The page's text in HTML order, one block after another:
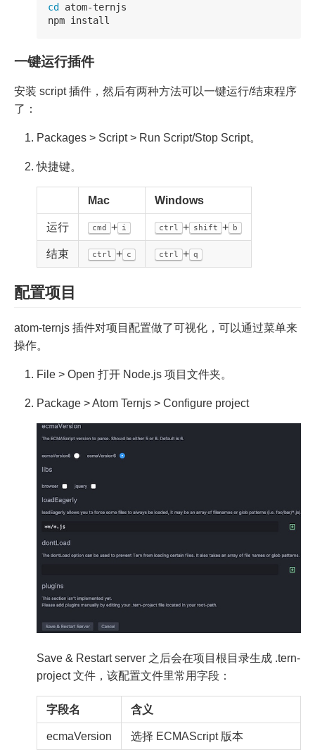
cd atom-ternjs
一键运行插件
安装 script 插件，然后有两种方法可以一键运行/结束程序
了：
Packages > Script > Run Script/Stop Script。
快捷键。
Mac Windows
运行 cmd + i ctrl + shift + b
结束 ctrl + c ctrl + q
配置项目
atom-ternjs 插件对项目配置做了可视化，可以通过菜单来
操作。
File > Open 打开 Node.js 项目文件夹。
Package > Atom Ternjs > Configure project
Save & Restart server 之后会在项目根目录生成 .tern-
project 文件，该配置文件里常用字段：
字段名 含义
ecmaVersion 选择 ECMAScript 版本